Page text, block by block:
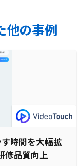
他の事例
時間を大幅拡
修品質向上